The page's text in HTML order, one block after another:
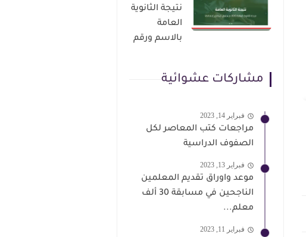
نتيجة الثانوية
العامة
بالاسم ورقم
مشاركات عشوائية
فبراير 14, 2023
مراجعات كتب المعاصر لكل
الصفوف الدراسية
فبراير 13, 2023
موعد واوراق تقديم المعلمين
الناجحين في مسابقة 30 ألف
معلم...
فبراير 11, 2023